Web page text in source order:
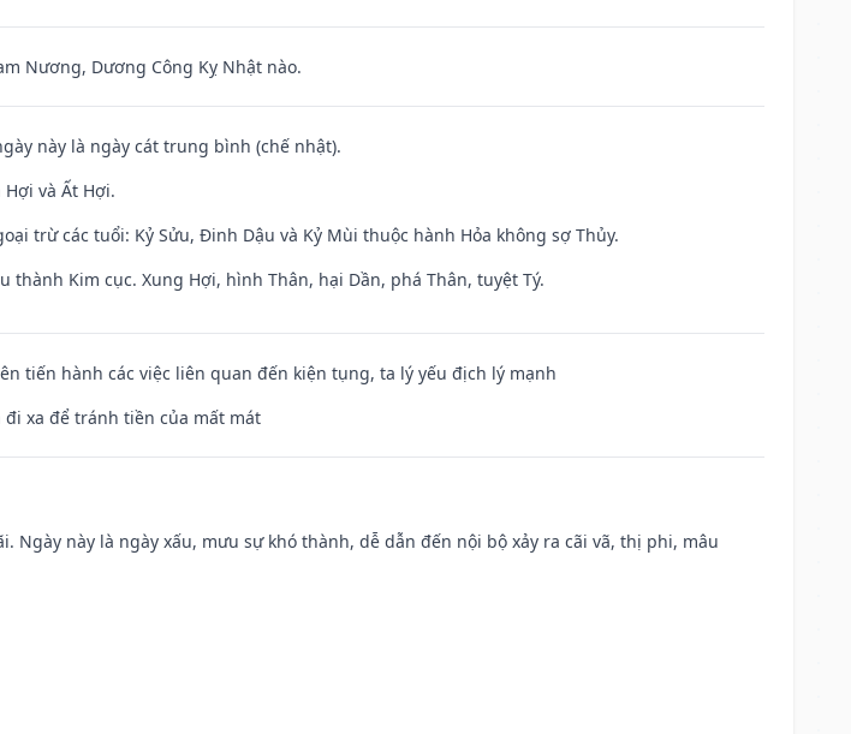
Nương, Dương Công Kỵ Nhật nào.
này là ngày cát trung bình (chế nhật).
và Ất Hợi.
trừ các tuổi: Kỷ Sửu, Đinh Dậu và Kỷ Mùi thuộc hành Hỏa không sợ Thủy.
thành Kim cục. Xung Hợi, hình Thân, hại Dần, phá Thân, tuyệt Tý.
tiến hành các việc liên quan đến kiện tụng, ta lý yếu địch lý mạnh
đi xa để tránh tiền của mất mát
Ngày này là ngày xấu, mưu sự khó thành, dễ dẫn đến nội bộ xảy ra cãi vã, thị phi, mâu